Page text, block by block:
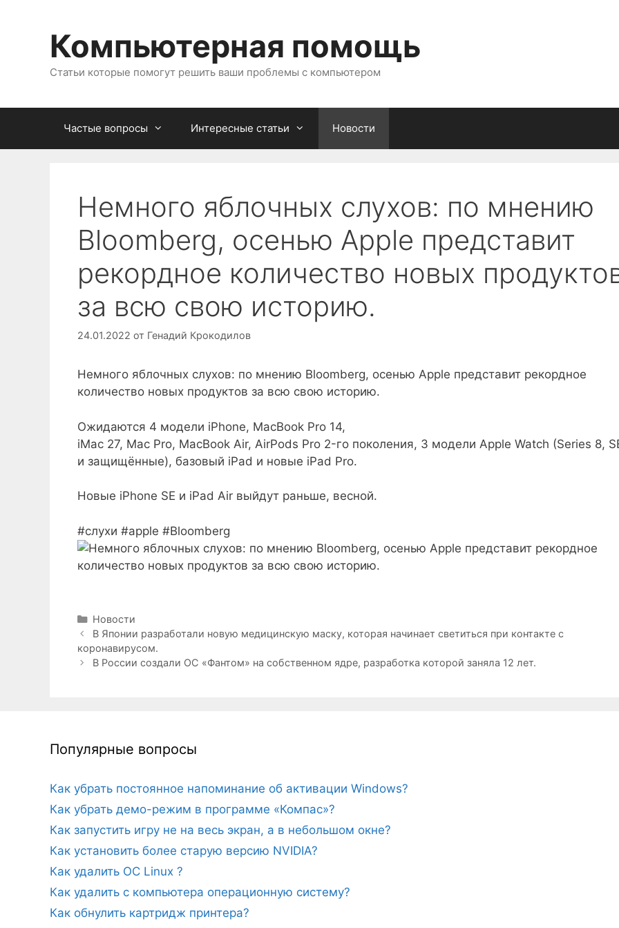
содержимомуКомпьютерная помощь
Статьи которые помогут решить ваши проблемы с компьютером
Частые вопросы Интересные статьи Новости
Немного яблочных слухов: по мнению
Bloomberg, осенью Apple представит
рекордное количество новых
за всю свою историю.
24.01.2022 от Генадий Крокодилов
Немного яблочных слухов: по мнению Bloomberg, осенью Apple представит рекордное
количество новых продуктов за всю свою историю.
Ожидаются 4 модели iPhone, MacBook Pro 14,
iMac 27, Mac Pro, MacBook Air, AirPods Pro 2-го поколения, 3 модели Apple Watch (Series 8,
и защищённые), базовый iPad и новые iPad Pro.
Новые iPhone SE и iPad Air выйдут раньше, весной.
#слухи #apple #Bloomberg
Рубрики
Новости
В Японии разработали новую медицинскую маску, которая начинает светиться при контакте с
коронавирусом.
В России создали ОС «Фантом» на собственном ядре, разработка которой заняла 12 лет.
Популярные вопросы
Как убрать постоянное напоминание об активации Windows?
Как убрать демо-режим в программе «Компас»?
Как запустить игру не на весь экран, а в небольшом окне?
Как установить более старую версию NVIDIA?
Как удалить ОС Linux ?
Как удалить с компьютера операционную систему?
Как обнулить картридж принтера?